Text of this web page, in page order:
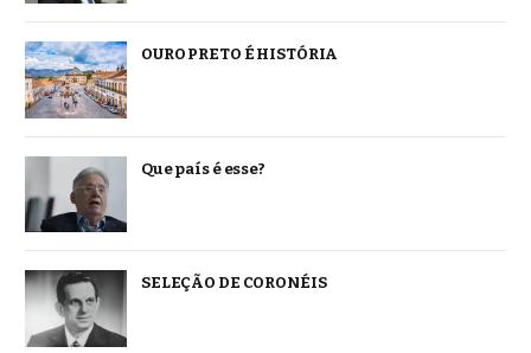
OURO PRETO É HISTÓRIA
Que país é esse?
SELEÇÃO DE CORONÉIS